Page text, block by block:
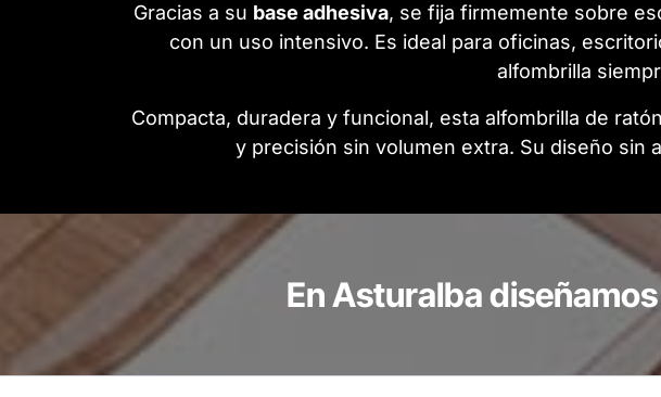
Gracias a su base adhesiva, se fija firmemente sobre
con un uso intensivo. Es ideal para oficinas,
alfombrilla
Compacta, duradera y funcional, esta alfombrilla de
y precisión sin volumen extra. Su diseño sin
En Asturalba